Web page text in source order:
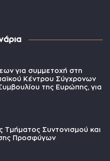
για συμμετοχή στη
Κέντρου Σύγχρονων
της Ευρώπης, για
Τμήματος Συντονισμού και
Προσφύγων